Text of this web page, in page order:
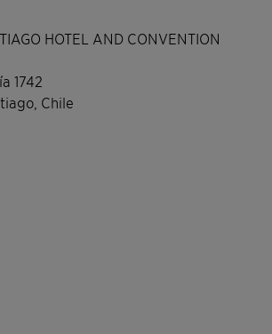
HOTEL AND CONVENTION
1742
Chile